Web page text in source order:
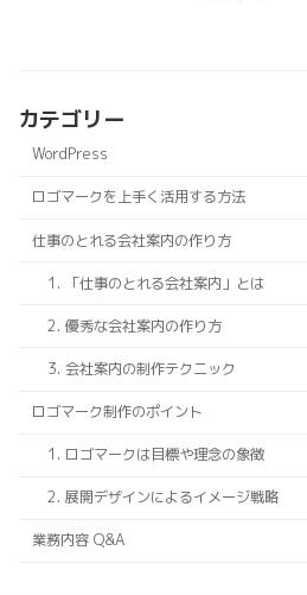
カテゴリー
WordPress
ロゴマークを上手く活用する方法
仕事のとれる会社案内の作り方
1. 「仕事のとれる会社案内」とは
2. 優秀な会社案内の作り方
3. 会社案内の制作テクニック
ロゴマーク制作のポイント
1. ロゴマークは目標や理念の象徴
2. 展開デザインによるイメージ戦略
業務内容 Q&A